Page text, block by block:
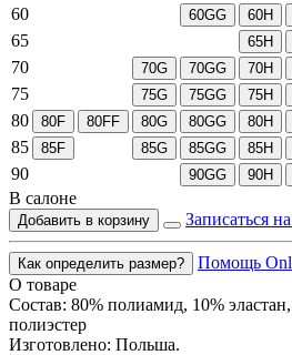
60
60GG 60H
65 65H
70 70G 70GG 70H
75 75G 75GG 75H
80 80F 80FF 80G 80GG 80H
85 85F 85G 85GG 85H
90 90GG 90H
В салоне
Добавить в корзину Записаться
Как определить размер?
Помощь
О товаре
Состав: 80% полиамид, 10%
полиэстер
Изготовлено: Польша.